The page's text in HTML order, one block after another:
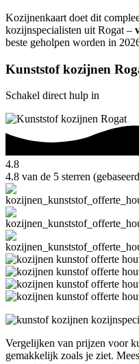
Kozijnenkaart doet dit
kozijnspecialisten uit Rogat –
beste geholpen worden in
Kunststof kozijnen
Schakel direct hulp in
4.8
4.8 van de 5 sterren
Vergelijken van prijzen voor
gemakkelijk zoals je ziet.